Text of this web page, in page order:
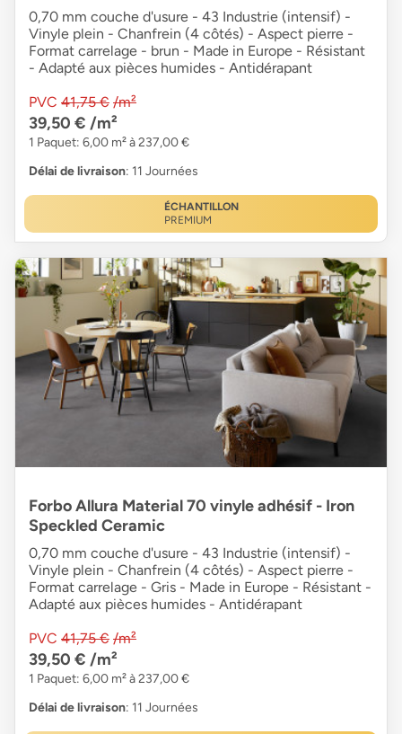
0,70 mm couche d'usure - 43 Industrie (intensif) -
Vinyle plein - Chanfrein (4 côtés) - Aspect pierre -
Format carrelage - brun - Made in Europe - Résistant
- Adapté aux pièces humides - Antidérapant
PVC 41,75 € /m²
39,50 € /m²
1 Paquet: 6,00 m² à 237,00 €
Délai de livraison: 11 Journées
ÉCHANTILLON
PREMIUM
Forbo Allura Material 70 vinyle adhésif - Iron
Speckled Ceramic
0,70 mm couche d'usure - 43 Industrie (intensif) -
Vinyle plein - Chanfrein (4 côtés) - Aspect pierre -
Format carrelage - Gris - Made in Europe - Résistant -
Adapté aux pièces humides - Antidérapant
PVC 41,75 € /m²
39,50 € /m²
1 Paquet: 6,00 m² à 237,00 €
Délai de livraison: 11 Journées